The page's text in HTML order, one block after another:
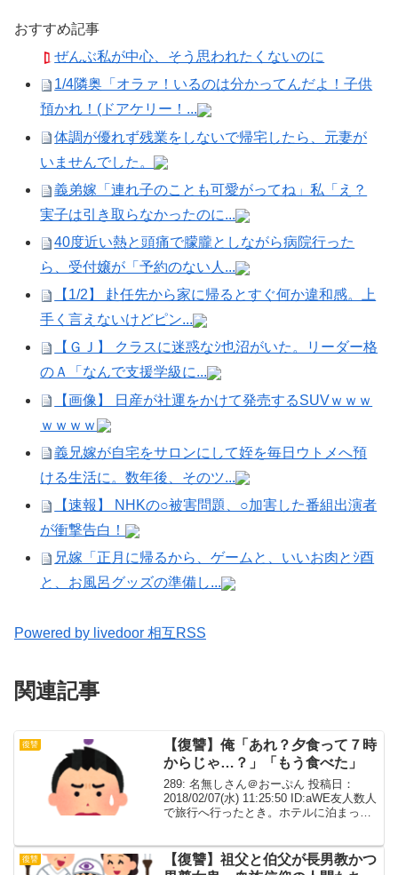
おすすめ記事
ぜんぶ私が中心、そう思われたくないのに
1/4隣奥「オラァ！いるのは分かってんだよ！子供
預かれ！(ドアケリー！...
体調が優れず残業をしないで帰宅したら、元妻が
いませんでした。
義弟嫁「連れ子のことも可愛がってね」私「え？
実子は引き取らなかったのに...
40度近い熱と頭痛で朦朧としながら病院行った
ら、受付嬢が「予約のない人...
【1/2】 赴任先から家に帰るとすぐ何か違和感。上
手く言えないけどピン...
【ＧＪ】 クラスに迷惑なｼ也沼がいた。リーダー格
のＡ「なんで支援学級に...
【画像】 日産が社運をかけて発売するSUVｗｗｗ
ｗｗｗｗ
義兄嫁が自宅をサロンにして姪を毎日ウトメへ預
ける生活に。数年後、そのツ...
【速報】 NHKの○被害問題、○加害した番組出演者
が衝撃告白！
兄嫁「正月に帰るから、ゲームと、いいお肉とｼ酉
と、お風呂グッズの準備し...
Powered by livedoor 相互RSS
関連記事
復讐
【復讐】俺「あれ？夕食って７時
からじゃ…？」「もう食べた」
289: 名無しさん＠おーぷん 投稿日：
2018/02/07(水) 11:25:50 ID:aWE友人数人
で旅行へ行ったとき。ホテルに泊まった
を買ったり温泉に入ったりと...
復讐
【復讐】祖父と伯父が長男教かつ